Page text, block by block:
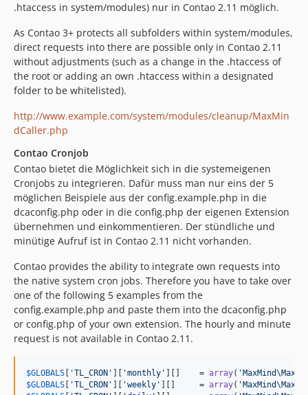
.htaccess in system/modules) nur in Contao 2.11 möglich.
As Contao 3+ protects all subfolders within system/modules,
direct requests into there are possible only in Contao 2.11
without adjustments (such as a change in the .htaccess of
the root or adding an own .htaccess within a designated
folder to be whitelisted).
http://www.example.com/system/modules/cleanup/MaxMin
dCaller.php
Contao Cronjob
Contao bietet die Möglichkeit sich in die systemeigenen
Cronjobs zu integrieren. Dafür muss man nur eins der 5
möglichen Beispiele aus der config.example.php in die
dcaconfig.php oder in die config.php der eigenen Extension
übernehmen und einkommentieren. Der stündliche und
minütige Aufruf ist in Contao 2.11 nicht vorhanden.
Contao provides the ability to integrate own requests into
the native system cron jobs. Therefore you have to take over
one of the following 5 examples from the
config.example.php and paste them into the dcaconfig.php
or config.php of your own extension. The hourly and minute
request is not available in Contao 2.11.
$GLOBALS 'TL_CRON ' 'monthly ' ][]    = array( '
$GLOBALS 'TL_CRON ' 'weekly ' ][]     = array( '